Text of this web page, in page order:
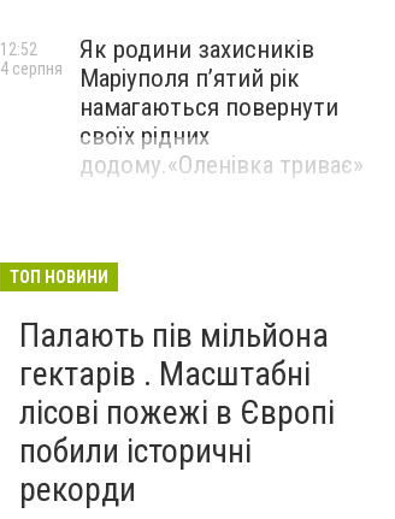
Як родини захисників
Маріуполя пʼятий рік
намагаються повернути
своїх рідних
додому.«Оленівка триває»
12:52
4 серпня
ТОП НОВИНИ
Палають пів мільйона
гектарів . Масштабні
лісові пожежі в Європі
побили історичні
рекорди